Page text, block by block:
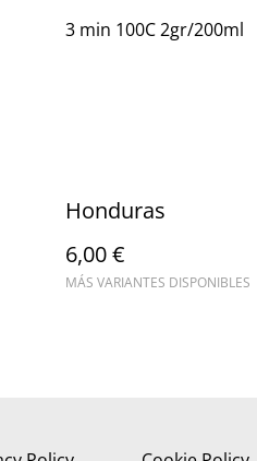
3 min 100C 2gr/200ml
Honduras
6,00 €
MÁS VARIANTES DISPONIBLES